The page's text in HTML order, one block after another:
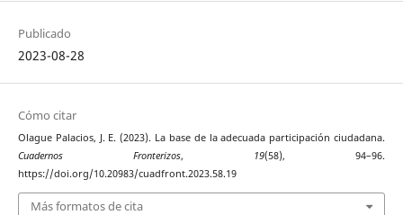
Publicado
2023-08-28
Cómo citar
Olague Palacios, J. E. (2023). La base de la adecuada participación ciudadana.
Cuadernos Fronterizos, 19(58), 94–96.
https://doi.org/10.20983/cuadfront.2023.58.19
Más formatos de cita